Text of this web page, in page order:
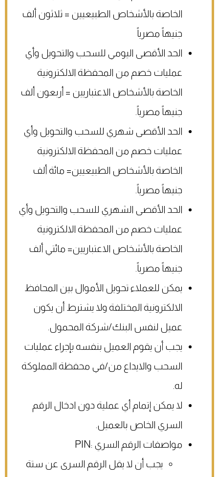
الخاصة بالأشخاص الطبيعيين = ثلاثون ألف
جنيهاً مصرياً
الحد الأقصى اليومي للسحب والتحويل وأي
عمليات خصم من المحفظة الالكترونية
الخاصة بالأشخاص الاعتباريين = أربعون ألف
جنيهاً مصرياً.
الحد الأقصى شهري للسحب والتحويل وأي
عمليات خصم من المحفظة الالكترونية
الخاصة بالأشخاص الطبيعيين= مائة ألف
جنيهاً مصرياً.
الحد الأقصى الشهري للسحب والتحويل وأي
عمليات خصم من المحفظة الالكترونية
الخاصة بالأشخاص الاعتباريين= مائتي ألف
جنيهاً مصرياً.
يمكن للعملاء تحويل الأموال بين المحافظ
الالكترونية المختلفة ولا يشترط أن يكون
عميل لنفس البنك/شركة المحمول.
يجب أن يقوم العميل بنفسه بإجراء عمليات
السحب والايداع من/في محفظة المملوكة
له.
لا يمكن إتمام أي عملية دون ادخال الرقم
السري الخاص بالعميل.
مواصفات الرقم السري :PIN
يجب أن لا يقل الرقم السرى عن ستة